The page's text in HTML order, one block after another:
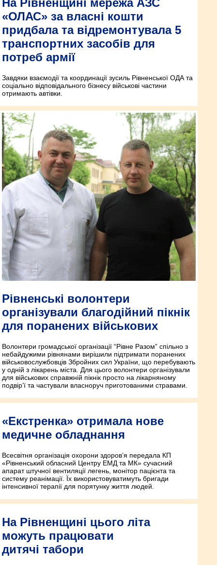
На Рівненщині мережа АЗС
«ОЛАС» за власні кошти
придбала та відремонтувала 5
транспортних засобів для
потреб армії
Завдяки взаємодії та координації зусиль Рівненської ОДА та
соціально відповідального бізнесу військові частини
отримають автівки.
Рівненські волонтери
організували благодійний пікнік
для поранених військових
Волонтери громадської організації “Рівне Разом” спільно з
небайдужими рівнянами вирішили підтримати поранених
військовослужбовців Збройних сил України, що перебувають
у одній з лікарень міста. Для цього волонтери організували
для військових справжній пікнік просто на лікарняному
подвір’ї та частували власноруч приготованими стравами.
«Екстренка» отримала нове
медичне обладнання
Всесвітня організація охорони здоров’я передала КП
«Рівненський обласний Центру ЕМД та МК» сучасний
апарат штучної вентиляції легень, монітор пацієнта та
систему реанімації. Їх використовуватимуть бригади
інтенсивної терапії для порятунку життя людей.
На Рівненщині цього літа
можуть працювати
дитячі табори